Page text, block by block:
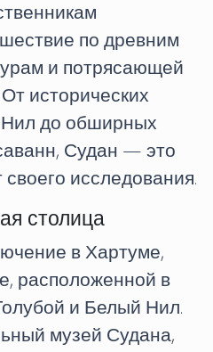
по древним
и потрясающей
исторических
Нил до обширных
Судан — это
исследования.
столица
в Хартуме,
расположенной в
и Белый Нил.
музей Судана,